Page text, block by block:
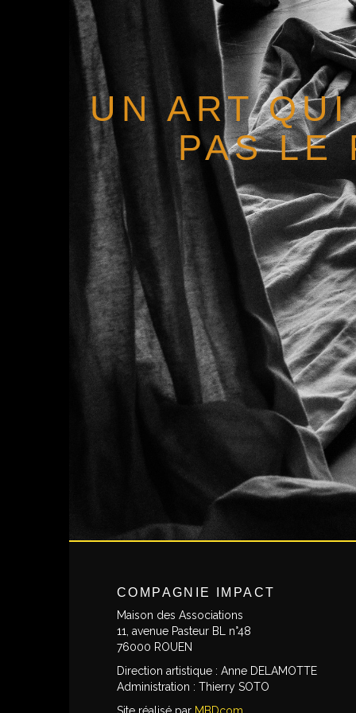
UN ART
PAS LE
COMPAGNIE IMPACT
Maison des Associations
11, avenue Pasteur BL n°48
76000 ROUEN
Direction artistique : Anne DELAMOTTE
Administration : Thierry SOTO